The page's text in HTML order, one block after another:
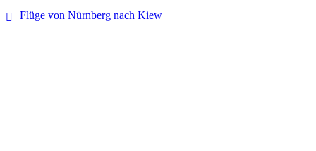
Flüge von Nürnberg nach Kiew